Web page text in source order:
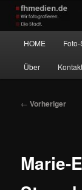
Zum
primären
Inhalt
springen
Wir fotografieren
HOME
Über Kontakt
Beitragsnavigation
← Vorheriger
Marie-